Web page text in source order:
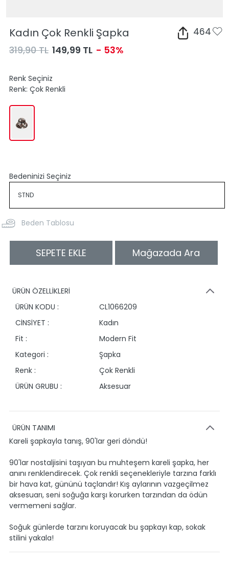
Kadın Çok Renkli Şapka 464
319,90 TL 149,99 TL - 53%
Renk Seçiniz
Renk: Çok Renkli
Bedeninizi Seçiniz
Beden Tablosu
SEPETE EKLE Mağazada Ara
ÜRÜN ÖZELLİKLERİ
ÜRÜN KODU :
CL1066209
CİNSİYET :
Kadın
Fit :
Modern Fit
Kategori :
Şapka
Renk :
Çok Renkli
ÜRÜN GRUBU :
Aksesuar
ÜRÜN TANIMI
Kareli şapkayla tanış, 90'lar geri döndü!
90'lar nostaljisini taşıyan bu muhteşem kareli şapka, her
anını renklendirecek. Çok renkli seçenekleriyle tarzına farklı
bir hava kat, gününü taçlandır! Kış aylarının vazgeçilmez
aksesuarı, seni soğuğa karşı korurken tarzından da ödün
vermemeni sağlar.
Soğuk günlerde tarzını koruyacak bu şapkayı kap, sokak
stilini yakala!